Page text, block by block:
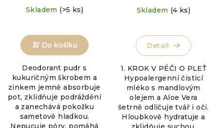
Skladem (>5 ks)
Do košíku
Deodorant pudr s
kukuričným škrobem a
zinkem jemně absorbuje
pot, zklidňuje podráždění
a zanechává pokožku
sametově hladkou.
Nepucuje póry, pomáhá
Skladem (4 ks)
hodnocení
produktu
je
5,0
hvězdiček.
Detail
1. KROK V PÉČI O PLEŤ
Hypoalergenní čisticí
mléko s mandlovým
olejem a Aloe Vera
šetrně odličuje tvář i oči.
Hloubkově hydratuje a